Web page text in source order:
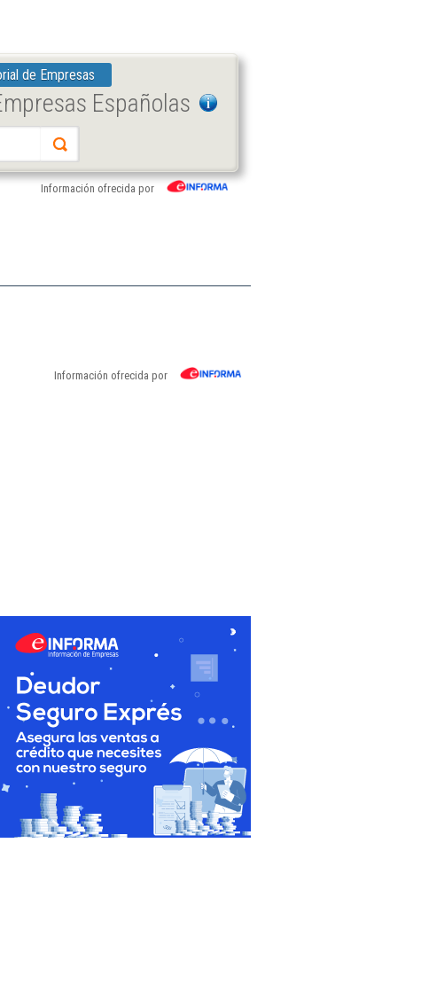
de Empresas
Españolas
Información ofrecida por
Información ofrecida por